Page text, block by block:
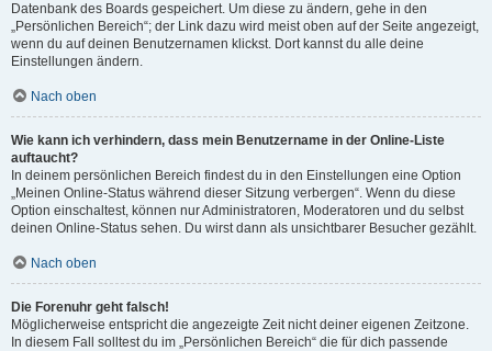
Datenbank des Boards gespeichert. Um diese zu ändern, gehe in den
„Persönlichen Bereich“; der Link dazu wird meist oben auf der Seite angezeigt,
wenn du auf deinen Benutzernamen klickst. Dort kannst du alle deine
Einstellungen ändern.
Nach oben
Wie kann ich verhindern, dass mein Benutzername in der Online-Liste
auftaucht?
In deinem persönlichen Bereich findest du in den Einstellungen eine Option
„Meinen Online-Status während dieser Sitzung verbergen“. Wenn du diese
Option einschaltest, können nur Administratoren, Moderatoren und du selbst
deinen Online-Status sehen. Du wirst dann als unsichtbarer Besucher gezählt.
Nach oben
Die Forenuhr geht falsch!
Möglicherweise entspricht die angezeigte Zeit nicht deiner eigenen Zeitzone.
In diesem Fall solltest du im „Persönlichen Bereich“ die für dich passende